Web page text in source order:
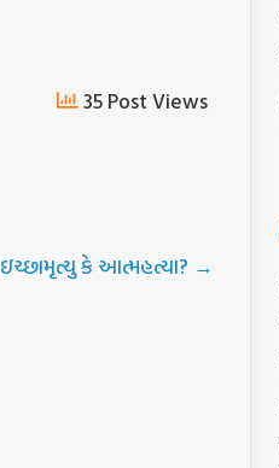
35 Post Views
ઇચ્છામૃત્યુ કે આત્મહત્યા? →